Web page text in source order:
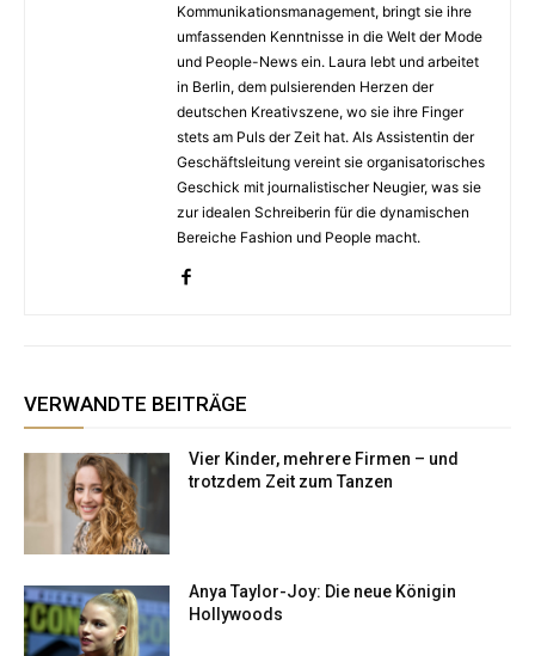
Kommunikationsmanagement, bringt sie ihre
umfassenden Kenntnisse in die Welt der Mode
und People-News ein. Laura lebt und arbeitet
in Berlin, dem pulsierenden Herzen der
deutschen Kreativszene, wo sie ihre Finger
stets am Puls der Zeit hat. Als Assistentin der
Geschäftsleitung vereint sie organisatorisches
Geschick mit journalistischer Neugier, was sie
zur idealen Schreiberin für die dynamischen
Bereiche Fashion und People macht.
VERWANDTE BEITRÄGE
Vier Kinder, mehrere Firmen – und
trotzdem Zeit zum Tanzen
Anya Taylor-Joy: Die neue Königin
Hollywoods